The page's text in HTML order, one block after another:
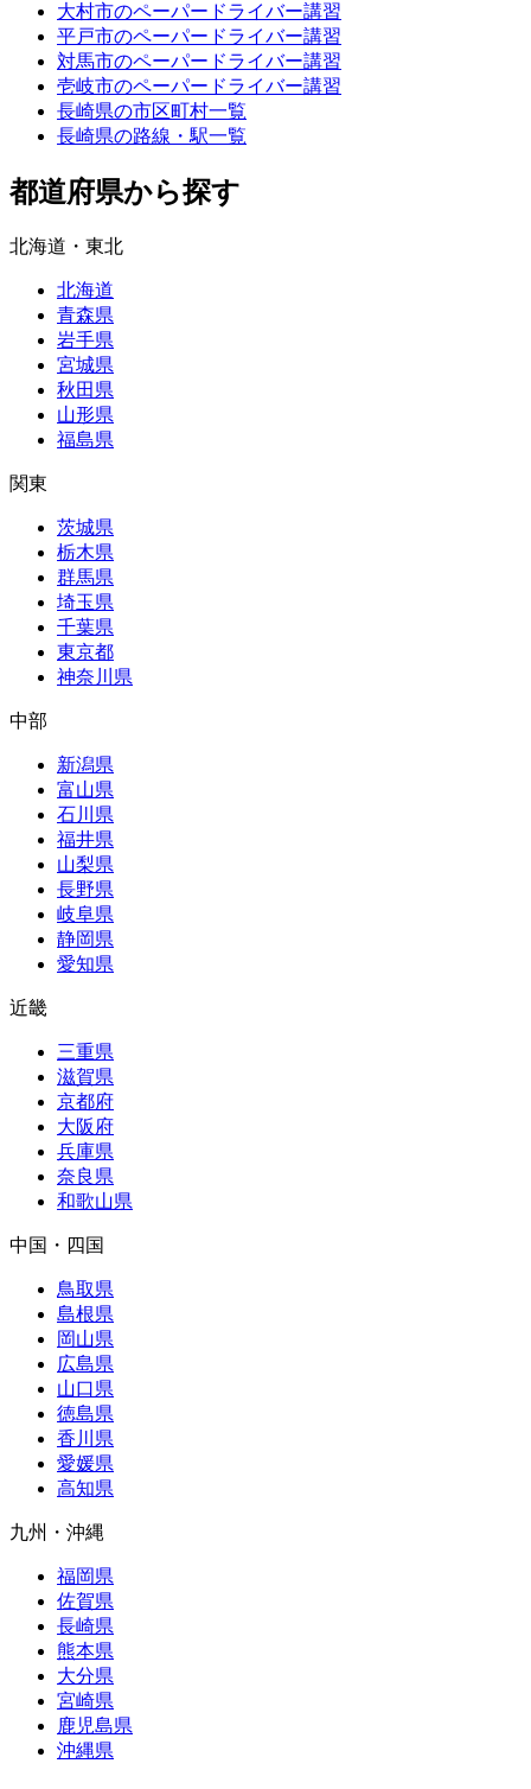
大村市のペーパードライバー講習
平戸市のペーパードライバー講習
対馬市のペーパードライバー講習
壱岐市のペーパードライバー講習
長崎県の市区町村一覧
長崎県の路線・駅一覧
都道府県から探す
北海道・東北
北海道
青森県
岩手県
宮城県
秋田県
山形県
福島県
関東
茨城県
栃木県
群馬県
埼玉県
千葉県
東京都
神奈川県
中部
新潟県
富山県
石川県
福井県
山梨県
長野県
岐阜県
静岡県
愛知県
近畿
三重県
滋賀県
京都府
大阪府
兵庫県
奈良県
和歌山県
中国・四国
鳥取県
島根県
岡山県
広島県
山口県
徳島県
香川県
愛媛県
高知県
九州・沖縄
福岡県
佐賀県
長崎県
熊本県
大分県
宮崎県
鹿児島県
沖縄県